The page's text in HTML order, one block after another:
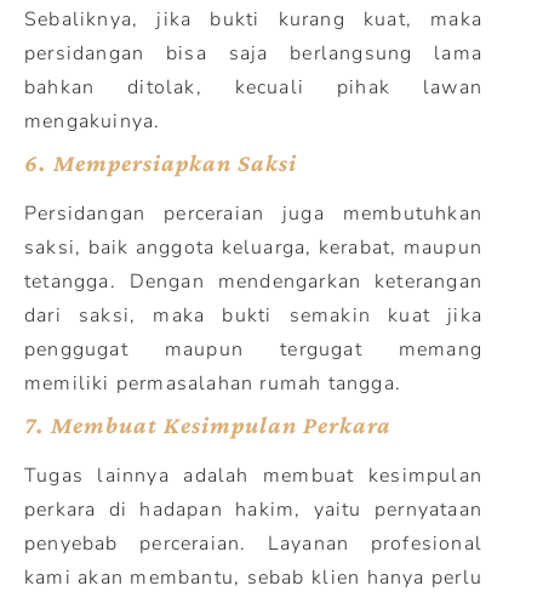
Sebaliknya, jika bukti kurang kuat, maka
persidangan bisa saja berlangsung lama
bahkan ditolak, kecuali pihak lawan
mengakuinya.
6. Mempersiapkan Saksi
Persidangan perceraian juga membutuhkan
saksi, baik anggota keluarga, kerabat, maupun
tetangga. Dengan mendengarkan keterangan
dari saksi, maka bukti semakin kuat jika
penggugat maupun tergugat memang
memiliki permasalahan rumah tangga.
7. Membuat Kesimpulan Perkara
Tugas lainnya adalah membuat kesimpulan
perkara di hadapan hakim, yaitu pernyataan
penyebab perceraian. Layanan profesional
kami akan membantu, sebab klien hanya perlu